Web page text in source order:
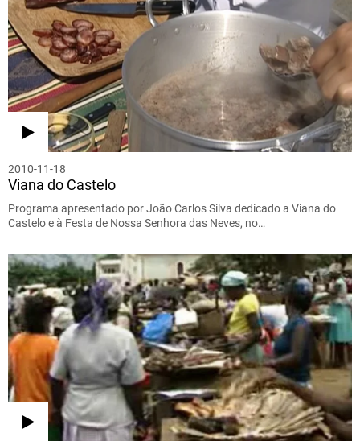
2010-11-18
Viana do Castelo
Programa apresentado por João Carlos Silva dedicado a Viana do
Castelo e à Festa de Nossa Senhora das Neves, no…